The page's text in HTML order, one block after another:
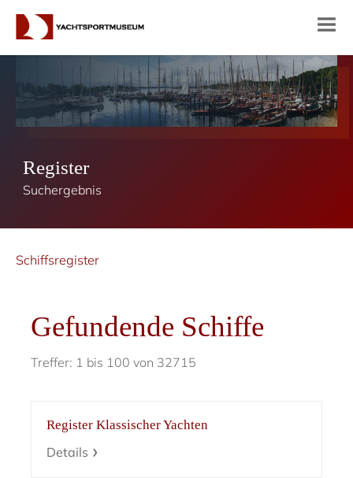
Register
Suchergebnis
Schiffsregister
Gefundende Schiffe
Treffer: 1 bis 100 von 32715
Register Klassischer Yachten
Details